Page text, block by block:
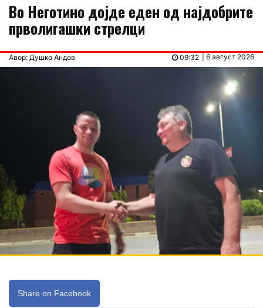
Во Неготино дојде еден од најдобрите
прволигашки стрелци
Авор: Душко Андов | 6 август 2026
09:32
Share on Facebook